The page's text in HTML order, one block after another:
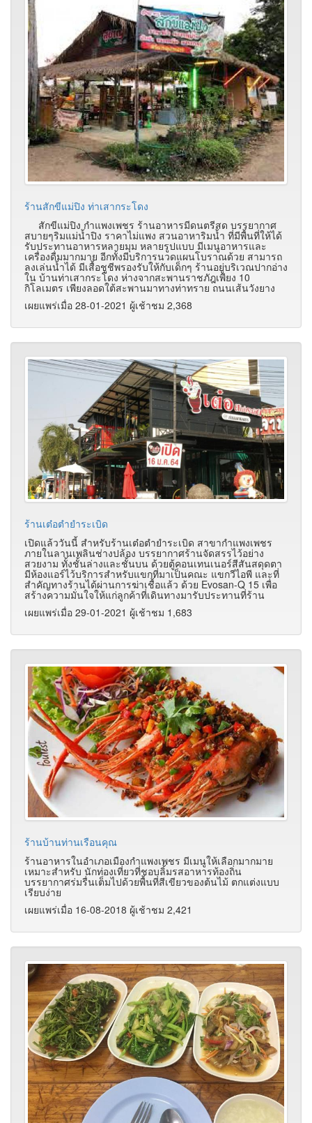
ร้านสักขีแม่ปิง ท่าเสากระโดง
สักขีแม่ปิง กำแพงเพชร ร้านอาหารมีดนตรีสด บรรยากาศ
สบายๆริมแม่น้ำปิง ราคาไม่แพง สวนอาหาริมน้ำ ที่มีพื้นที่ให้ได้
รับประทานอาหารหลายมุม หลายรูปแบบ มีเมนูอาหารและ
เครื่องดื่มมากมาย อีกทั้งมีบริการนวดแผนโบราณด้วย สามารถ
ลงเล่นน้ำได้ มีเสื้อชูชีพรองรับให้กับเด็กๆ ร้านอยู่บริเวณปากอ่าง
ใน บ้านท่าเสากระโดง ห่างจากสะพานราชภัฎเพียง 10
กิโลเมตร เพียงลอดใต้สะพานมาทางท่าทราย ถนนเส้นวังยาง
เผยแพร่เมื่อ 28-01-2021 ผู้เช้าชม 2,368
ร้านเต๋อตำยำระเบิด
เปิดแล้ววันนี้ สำหรับร้านเต๋อตำยำระเบิด สาขากำแพงเพชร
ภายในลานเพลินช่างปล้อง บรรยากาศร้านจัดสรรไว้อย่าง
สวยงาม ทั้งชั้นล่างและชั้นบน ด้วยตู้คอนเทนเนอร์สีสันสดุดตา
มีห้องแอร์ไว้บริการสำหรับแขกที่มาเป็นคณะ แขกวีไอพี และที่
สำคัญทางร้านได้ผ่านการฆ่าเชื้อแล้ว ด้วย Evosan-Q 15 เพื่อ
สร้างความมั่นใจให้แก่ลูกค้าที่เดินทางมารับประทานที่ร้าน
เผยแพร่เมื่อ 29-01-2021 ผู้เช้าชม 1,683
ร้านบ้านท่านเรือนคุณ
ร้านอาหารในอำเภอเมืองกำแพงเพชร มีเมนูให้เลือกมากมาย
เหมาะสำหรับ นักท่องเที่ยวที่ชอบลิ้มรสอาหารท้องถิ่น
บรรยากาศร่มรื่นเต็มไปด้วยพื้นที่สีเขียวของต้นไม้ ตกแต่งแบบ
เรียบง่าย
เผยแพร่เมื่อ 16-08-2018 ผู้เช้าชม 2,421